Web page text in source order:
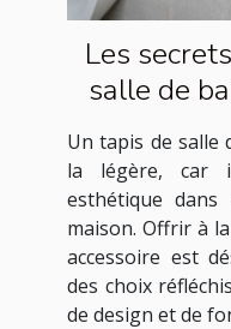
Les
salle de
Un tapis de salle
la légère, car
esthétique
maison. Offrir à
accessoire est
des choix
de design et de